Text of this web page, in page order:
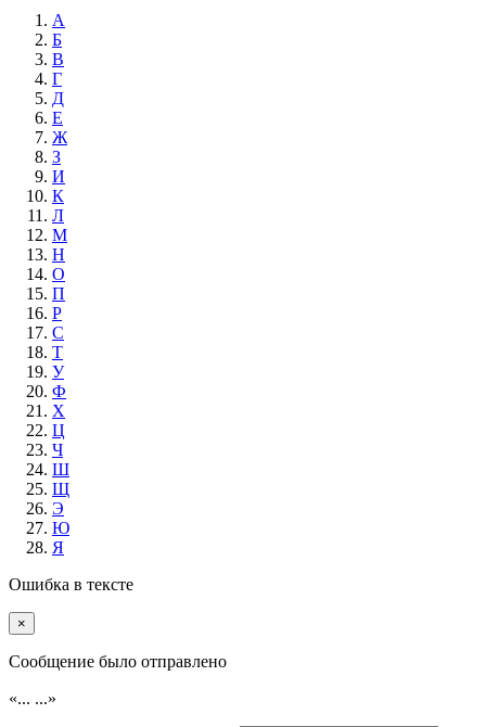
А
Б
В
Г
Д
Е
Ж
З
И
К
Л
М
Н
О
П
Р
С
Т
У
Ф
Х
Ц
Ч
Ш
Щ
Э
Ю
Я
Ошибка в тексте
×
Cообщение было отправлено
«... ...»